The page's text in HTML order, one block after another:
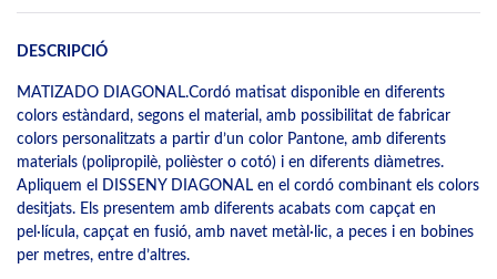
DESCRIPCIÓ
MATIZADO DIAGONAL.Cordó matisat disponible en diferents
colors estàndard, segons el material, amb possibilitat de fabricar
colors personalitzats a partir d’un color Pantone, amb diferents
materials (polipropilè, polièster o cotó) i en diferents diàmetres.
Apliquem el DISSENY DIAGONAL en el cordó combinant els colors
desitjats. Els presentem amb diferents acabats com capçat en
pel·lícula, capçat en fusió, amb navet metàl·lic, a peces i en bobines
per metres, entre d’altres.